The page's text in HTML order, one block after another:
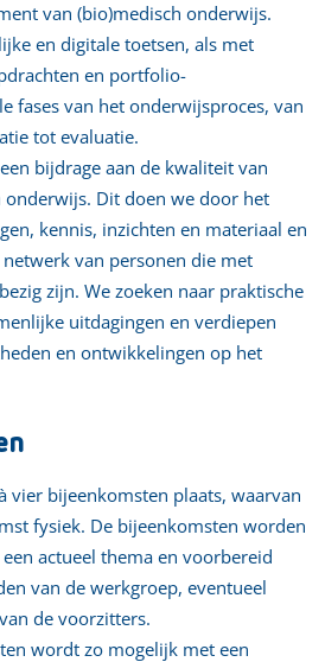
van (bio)medisch onderwijs.
en digitale toetsen, als met
en portfolio-
fases van het onderwijsproces, van
tot evaluatie.
bijdrage aan de kwaliteit van
Dit doen we door het
kennis, inzichten en materiaal en
van personen die met
zijn. We zoeken naar praktische
uitdagingen en verdiepen
en ontwikkelingen op het
vier bijeenkomsten plaats, waarvan
fysiek. De bijeenkomsten worden
actueel thema en voorbereid
van de werkgroep, eventueel
de voorzitters.
wordt zo mogelijk met een